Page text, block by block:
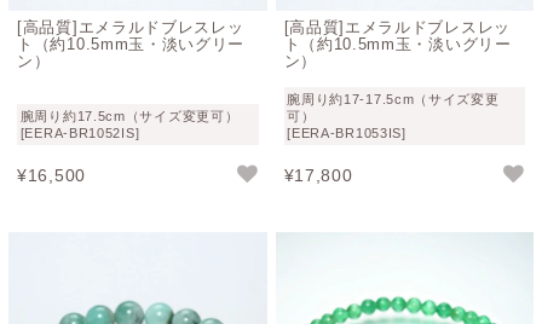
[高品質]エメラルドブレスレッ
ト（約10.5mm玉・淡いグリー
ン）
腕周り約17.5cm（サイズ変更可）
[EERA-BR1052IS]
¥16,500
[高品質]エメラルドブレスレッ
ト（約10.5mm玉・淡いグリー
ン）
腕周り約17-17.5cm（サイズ変更
可）
[EERA-BR1053IS]
¥17,800